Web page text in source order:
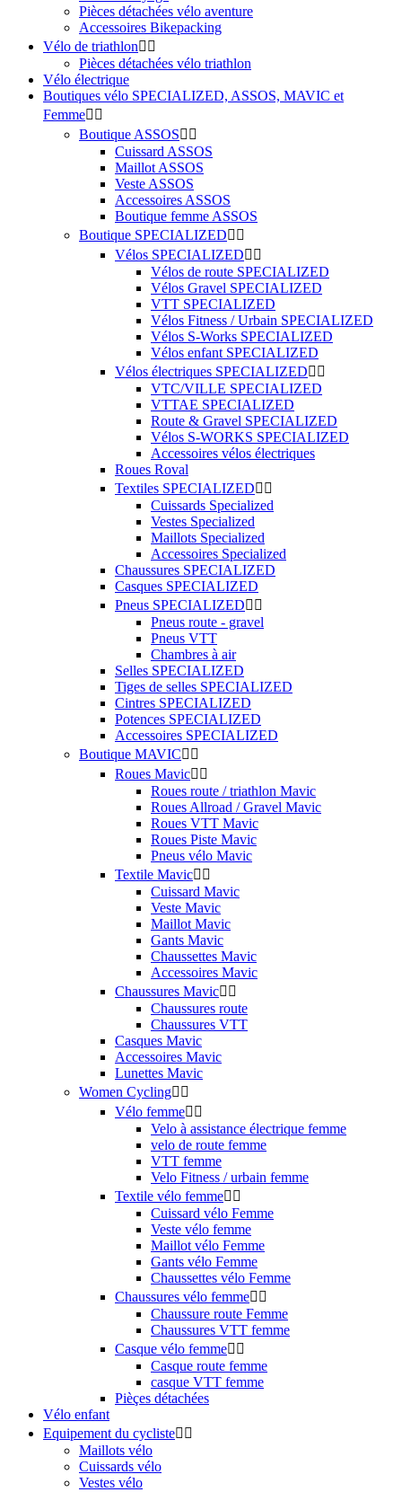
Pièces détachées vélo aventure
Accessoires Bikepacking
Vélo de triathlon 
Pièces détachées vélo triathlon
Vélo électrique
Boutiques vélo SPECIALIZED, ASSOS, MAVIC et
Femme 
Boutique ASSOS 
Cuissard ASSOS
Maillot ASSOS
Veste ASSOS
Accessoires ASSOS
Boutique femme ASSOS
Boutique SPECIALIZED 
Vélos SPECIALIZED 
Vélos de route SPECIALIZED
Vélos Gravel SPECIALIZED
VTT SPECIALIZED
Vélos Fitness / Urbain SPECIALIZED
Vélos S-Works SPECIALIZED
Vélos enfant SPECIALIZED
Vélos électriques SPECIALIZED 
VTC/VILLE SPECIALIZED
VTTAE SPECIALIZED
Route & Gravel SPECIALIZED
Vélos S-WORKS SPECIALIZED
Accessoires vélos électriques
Roues Roval
Textiles SPECIALIZED 
Cuissards Specialized
Vestes Specialized
Maillots Specialized
Accessoires Specialized
Chaussures SPECIALIZED
Casques SPECIALIZED
Pneus SPECIALIZED 
Pneus route - gravel
Pneus VTT
Chambres à air
Selles SPECIALIZED
Tiges de selles SPECIALIZED
Cintres SPECIALIZED
Potences SPECIALIZED
Accessoires SPECIALIZED
Boutique MAVIC 
Roues Mavic 
Roues route / triathlon Mavic
Roues Allroad / Gravel Mavic
Roues VTT Mavic
Roues Piste Mavic
Pneus vélo Mavic
Textile Mavic 
Cuissard Mavic
Veste Mavic
Maillot Mavic
Gants Mavic
Chaussettes Mavic
Accessoires Mavic
Chaussures Mavic 
Chaussures route
Chaussures VTT
Casques Mavic
Accessoires Mavic
Lunettes Mavic
Women Cycling 
Vélo femme 
Velo à assistance électrique femme
velo de route femme
VTT femme
Velo Fitness / urbain femme
Textile vélo femme 
Cuissard vélo Femme
Veste vélo femme
Maillot vélo Femme
Gants vélo Femme
Chaussettes vélo Femme
Chaussures vélo femme 
Chaussure route Femme
Chaussures VTT femme
Casque vélo femme 
Casque route femme
casque VTT femme
Pièçes détachées
Vélo enfant
Equipement du cycliste 
Maillots vélo
Cuissards vélo
Vestes vélo